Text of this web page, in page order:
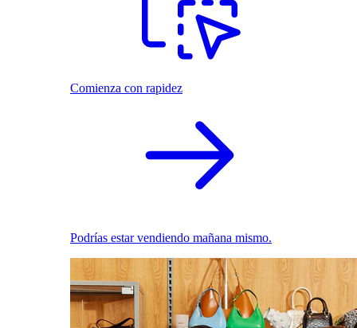
Comienza con rapidez
Podrías estar vendiendo mañana mismo.